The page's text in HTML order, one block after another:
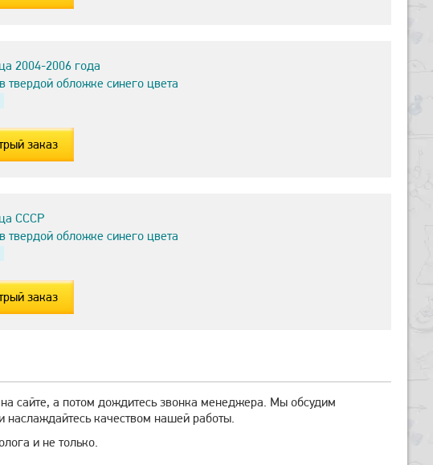
2004-2006 года
обложке синего цвета
заказ
СССР
обложке синего цвета
заказ
сайте, а потом дождитесь звонка менеджера. Мы обсудим
наслаждайтесь качеством нашей работы.
и не только.